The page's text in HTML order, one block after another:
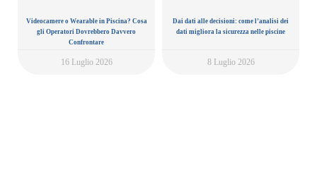
Videocamere o Wearable in Piscina? Cosa
gli Operatori Dovrebbero Davvero
Confrontare
16 Luglio 2026
Dai dati alle decisioni: come l’analisi dei
dati migliora la sicurezza nelle piscine
8 Luglio 2026